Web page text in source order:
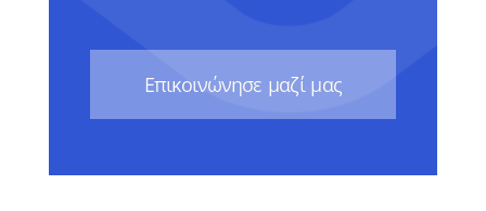
Eπικοινώνησε μαζί μας